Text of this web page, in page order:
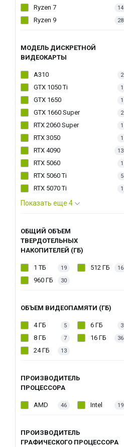
Ryzen 7 14
Ryzen 9 28
МОДЕЛЬ ДИСКРЕТНОЙ
ВИДЕОКАРТЫ
A310 2
GTX 1050 Ti 1
GTX 1650 1
GTX 1660 Super 2
RTX 2060 Super 1
RTX 3050 1
RTX 4090 13
RTX 5060 1
RTX 5060 Ti 5
RTX 5070 Ti 1
Показать еще 4
ОБЩИЙ ОБЪЕМ
ТВЕРДОТЕЛЬНЫХ
НАКОПИТЕЛЕЙ (ГБ)
1 ТБ 19 512 ГБ 16
960 ГБ 30
ОБЪЕМ ВИДЕОПАМЯТИ (ГБ)
4 ГБ 5 6 ГБ 3
8 ГБ 7 16 ГБ 36
24 ГБ 13
ПРОИЗВОДИТЕЛЬ
ПРОЦЕССОРА
AMD 46 Intel 19
ПРОИЗВОДИТЕЛЬ
ГРАФИЧЕСКОГО ПРОЦЕССОРА